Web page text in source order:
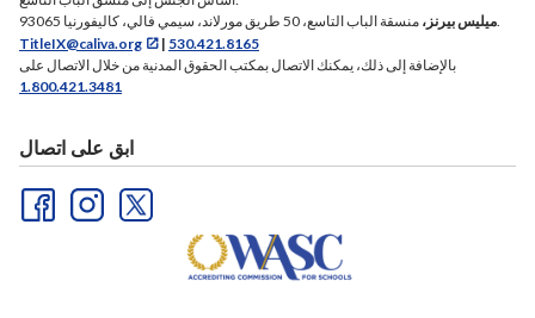
ميليس بيرنز،منسقة الباب التاسع، 50 طريق مورلاند، سيمي فالي، كاليفورنيا 93065.
TitleIX@caliva.org
| 530.421.8165
بالإضافة إلى ذلك، يمكنك الاتصال بمكتب الحقوق المدنية من خلال الاتصال على
1.800.421.3481
ابق على اتصال